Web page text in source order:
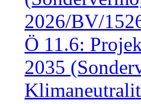
2026/BV/
Ö 11.6:
2035